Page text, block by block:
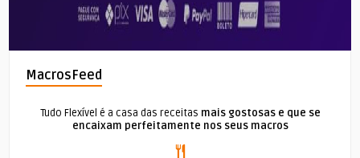
MacrosFeed
Tudo Flexível é a casa das receitas mais gostosas e que se
encaixam perfeitamente nos seus macros